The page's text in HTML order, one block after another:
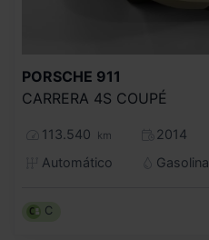
PORSCHE 911
CARRERA 4S COUPÉ
113.540 km
2014
Automático
Gasolina
C